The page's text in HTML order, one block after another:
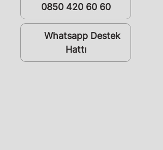
0850 420 60 60
whatsappWhatsapp Destek
Hattı